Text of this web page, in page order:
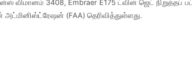
விமானம் 3408, Embraer E175 ட்வின் ஜெட் நிறுத்தப்
(FAA) தெரிவித்துள்ளது.